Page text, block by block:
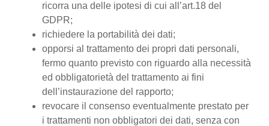
ricorra una delle ipotesi di cui all’art.18 del
GDPR;
richiedere la portabilità dei dati;
opporsi al trattamento dei propri dati personali,
fermo quanto previsto con riguardo alla necessità
ed obbligatorietà del trattamento ai fini
dell’instaurazione del rapporto;
revocare il consenso eventualmente prestato per
i trattamenti non obbligatori dei dati, senza con